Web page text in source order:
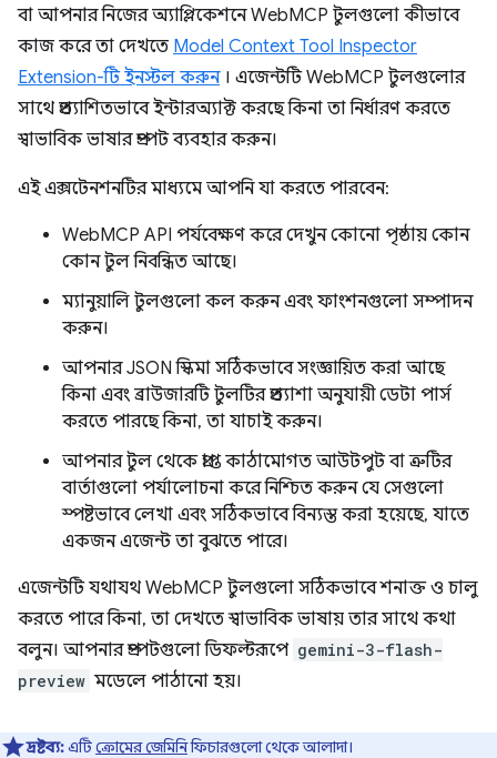
বা আপনার নিজের অ্যাপ্লিকেশনে WebMCP টুলগুলো কীভাবে
কাজ করে তা দেখতে Model Context Tool Inspector
Extension-টি ইনস্টল করুন। এজেন্টটি WebMCP টুলগুলোর
সাথে প্রত্যাশিতভাবে ইন্টারঅ্যাক্ট করছে কিনা তা নির্ধারণ করতে
স্বাভাবিক ভাষার প্রম্পট ব্যবহার করুন।
এই এক্সটেনশনটির মাধ্যমে আপনি যা করতে পারবেন:
WebMCP API পর্যবেক্ষণ করে দেখুন কোনো পৃষ্ঠায় কোন
কোন টুল নিবন্ধিত আছে।
ম্যানুয়ালি টুলগুলো কল করুন এবং ফাংশনগুলো সম্পাদন
করুন।
আপনার JSON স্কিমা সঠিকভাবে সংজ্ঞায়িত করা আছে
কিনা এবং ব্রাউজারটি টুলটির প্রত্যাশা অনুযায়ী ডেটা পার্স
করতে পারছে কিনা, তা যাচাই করুন।
আপনার টুল থেকে প্রাপ্ত কাঠামোগত আউটপুট বা ত্রুটির
বার্তাগুলো পর্যালোচনা করে নিশ্চিত করুন যে সেগুলো
স্পষ্টভাবে লেখা এবং সঠিকভাবে বিন্যস্ত করা হয়েছে, যাতে
একজন এজেন্ট তা বুঝতে পারে।
এজেন্টটি যথাযথ WebMCP টুলগুলো সঠিকভাবে শনাক্ত ও চালু
করতে পারে কিনা, তা দেখতে স্বাভাবিক ভাষায় তার সাথে কথা
বলুন। আপনার প্রম্পটগুলো ডিফল্টরূপে gemini-3-flash-
preview মডেলে পাঠানো হয়।
দ্রষ্টব্য:এটিক্রোমের জেমিনিফিচারগুলো থেকে আলাদা।